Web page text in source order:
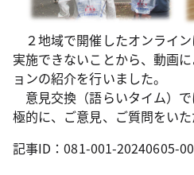
２地域で開催したオンライ
実施できないことから、動画
ョンの紹介を行いました。
意見交換（語らいタイム）
極的に、ご意見、ご質問をいた
記事ID：081-001-20240605-